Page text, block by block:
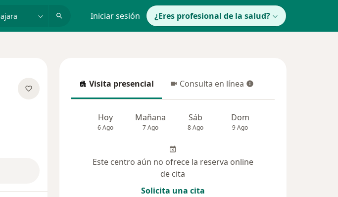
Iniciar sesión ¿Eres profesional de la salud?
Visita presencial
Visita presencial Consulta en línea
Consulta en línea
Hoy
6 Ago
Mañana
7 Ago
Sáb
8 Ago
Dom
9 Ago
Este centro aún no ofrece la reserva online
de cita
Solicita una cita